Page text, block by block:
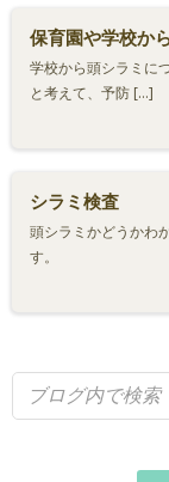
保育園や学校か
学校から頭シラミに
と考えて、予防 […]
シラミ検査
頭シラミかどうかわ
す。